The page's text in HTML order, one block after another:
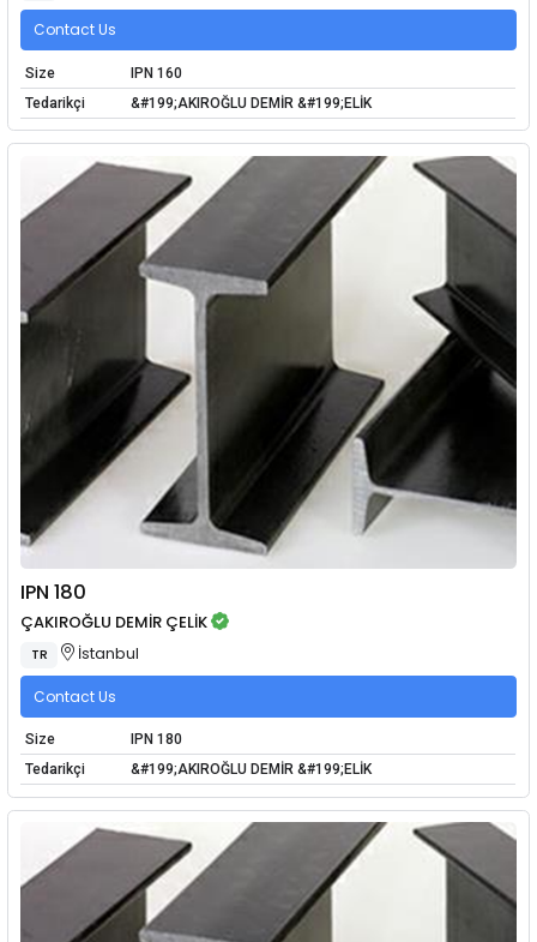
Contact Us
Size
IPN 160
Tedarikçi
&#199;AKIROĞLU DEMİR &#199;ELİK
IPN 180
ÇAKIROĞLU DEMİR ÇELİK
TR İstanbul
Contact Us
Size
IPN 180
Tedarikçi
&#199;AKIROĞLU DEMİR &#199;ELİK